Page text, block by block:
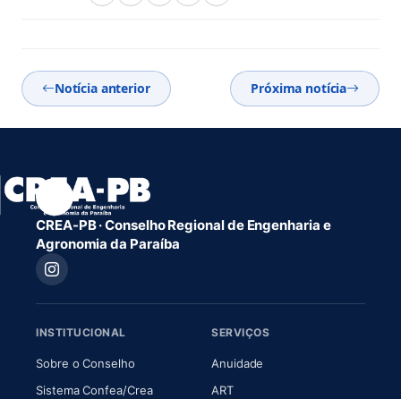
Notícia anterior Próxima notícia
CREA-PB · Conselho Regional de Engenharia e
Agronomia da Paraíba
INSTITUCIONAL
Sobre o Conselho(abre em nova aba)
Sistema Confea/Crea(abre em nova aba)
SERVIÇOS
Anuidade
ART(abre em nova aba)